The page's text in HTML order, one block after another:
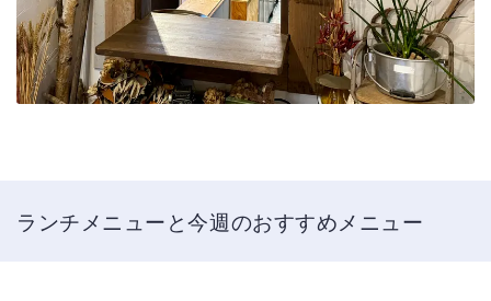
ランチメニューと今週のおすすめメニュー